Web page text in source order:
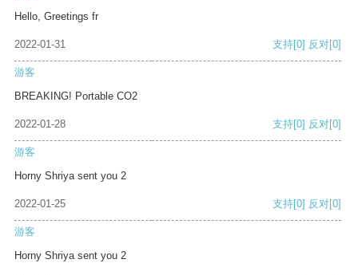
Hello, Greetings fr
2022-01-31 支持[0] 反对[0]
游客
BREAKING! Portable CO2
2022-01-28 支持[0] 反对[0]
游客
Horny Shriya sent you 2
2022-01-25 支持[0] 反对[0]
游客
Horny Shriya sent you 2